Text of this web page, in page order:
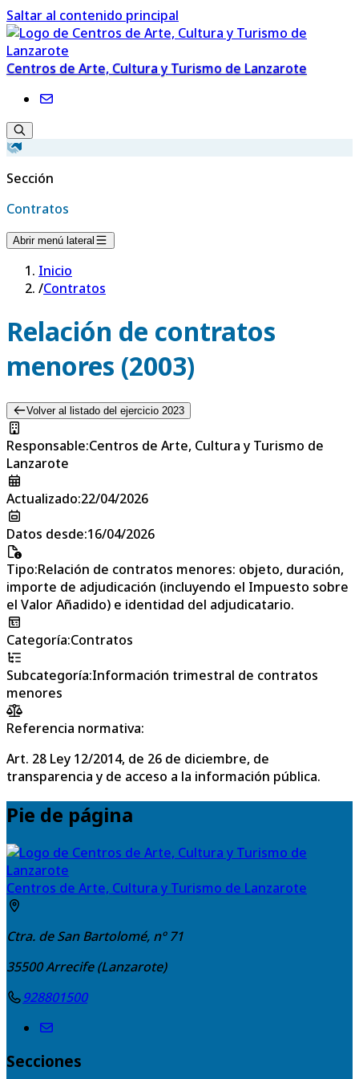
Saltar al contenido principal
Centros de Arte, Cultura y Turismo de Lanzarote
Sección
Contratos
Abrir menú lateral
Inicio
/Contratos
Relación de contratos
menores (2003)
Volver al listado del ejercicio 2023
Responsable:Centros de Arte, Cultura y Turismo de
Lanzarote
Actualizado:22/04/2026
Datos desde:16/04/2026
Tipo:Relación de contratos menores: objeto, duración,
importe de adjudicación (incluyendo el Impuesto sobre
el Valor Añadido) e identidad del adjudicatario.
Categoría:Contratos
Subcategoría:Información trimestral de contratos
menores
Referencia normativa:
Art. 28 Ley 12/2014, de 26 de diciembre, de
transparencia y de acceso a la información pública.
Pie de página
Centros de Arte, Cultura y Turismo de Lanzarote
Ctra. de San Bartolomé, nº 71
35500Arrecife (Lanzarote)
928801500
Secciones